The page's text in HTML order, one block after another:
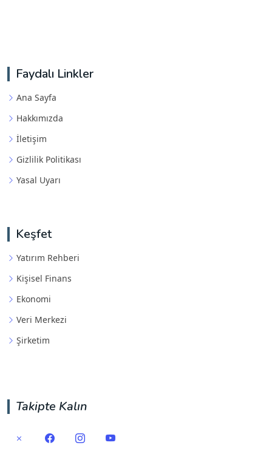
Faydalı Linkler
Ana Sayfa
Hakkımızda
İletişim
Gizlilik Politikası
Yasal Uyarı
Keşfet
Yatırım Rehberi
Kişisel Finans
Ekonomi
Veri Merkezi
Şirketim
Takipte Kalın